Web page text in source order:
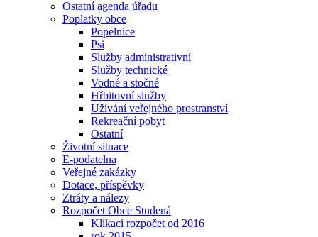
Ostatní agenda úřadu
Poplatky obce
Popelnice
Psi
Služby administrativní
Služby technické
Vodné a stočné
Hřbitovní služby
Užívání veřejného prostranství
Rekreační pobyt
Ostatní
Životní situace
E-podatelna
Veřejné zakázky
Dotace, příspěvky
Ztráty a nálezy
Rozpočet Obce Studená
Klikací rozpočet od 2016